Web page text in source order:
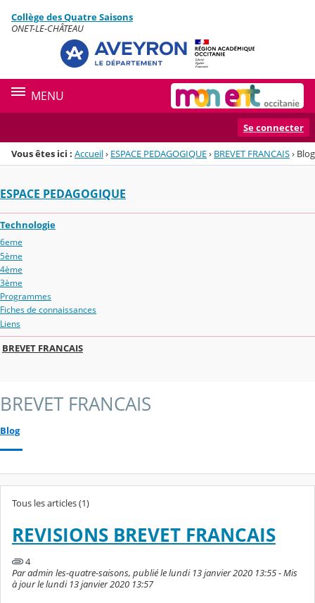
Menu de la rubrique
Contenu
Collège des Quatre Saisons
ONET-LE-CHÂTEAU
MENU
Se connecter
Vous êtes ici : Accueil› ESPACE PEDAGOGIQUE› BREVET FRANCAIS› Blog
ESPACE PEDAGOGIQUE
Technologie
6eme
5ème
4ème
3ème
Programmes
Fiches de connaissances
Liens
BREVET FRANCAIS
BREVET FRANCAIS
Blog
Tous les articles (1)
REVISIONS BREVET FRANCAIS
4
Par admin les-quatre-saisons, publié le lundi 13 janvier 2020 13:55 - Mis
à jour le lundi 13 janvier 2020 13:57